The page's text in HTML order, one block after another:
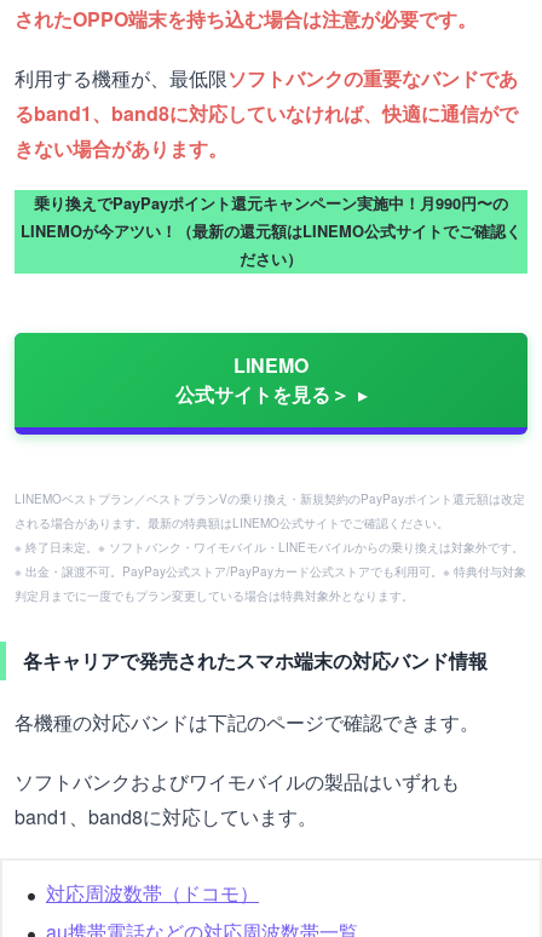
されたOPPO端末を持ち込む場合は注意が必要です。
利用する機種が、最低限ソフトバンクの重要なバンドであ
るband1、band8に対応していなければ、快適に通信がで
きない場合があります。
乗り換えでPayPayポイント還元キャンペーン実施中！月990円〜の
LINEMOが今アツい！（最新の還元額はLINEMO公式サイトでご確認く
ださい）
LINEMO
公式サイトを見る＞
LINEMOベストプラン／ベストプランVの乗り換え・新規契約のPayPayポイント還元額は改定
される場合があります。最新の特典額はLINEMO公式サイトでご確認ください。
※ 終了日未定。※ ソフトバンク・ワイモバイル・LINEモバイルからの乗り換えは対象外です。
※ 出金・譲渡不可。PayPay公式ストア/PayPayカード公式ストアでも利用可。※ 特典付与対象
判定月までに一度でもプラン変更している場合は特典対象外となります。
各キャリアで発売されたスマホ端末の対応バンド情報
各機種の対応バンドは下記のページで確認できます。
ソフトバンクおよびワイモバイルの製品はいずれも
band1、band8に対応しています。
対応周波数帯（ドコモ）